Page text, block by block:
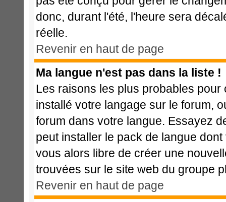
donc, durant l'été, l'heure sera
réelle.
Revenir en haut de page
Ma langue n'est pas dans la liste !
Les raisons les plus probables
installé votre langage sur le forum,
forum dans votre langue. Essayez
peut installer le pack de langue
vous alors libre de créer une
trouvées sur le site web du groupe
Revenir en haut de page